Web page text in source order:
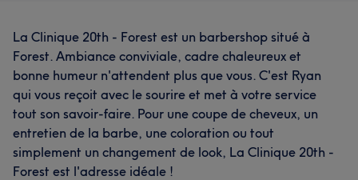
La Clinique 20th - Forest est un barbershop situé à
Forest. Ambiance conviviale, cadre chaleureux et
bonne humeur n'attendent plus que vous. C'est Ryan
qui vous reçoit avec le sourire et met à votre service
tout son savoir-faire. Pour une coupe de cheveux, un
entretien de la barbe, une coloration ou tout
simplement un changement de look, La Clinique 20th -
Forest est l'adresse idéale !